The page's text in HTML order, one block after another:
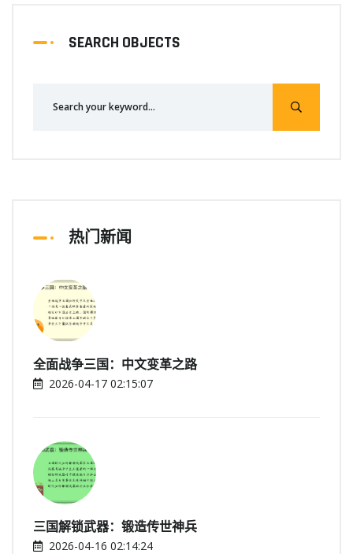
SEARCH OBJECTS
热门新闻
全面战争三国：中文变革之路
2026-04-17 02:15:07
三国解锁武器：锻造传世神兵
2026-04-16 02:14:24